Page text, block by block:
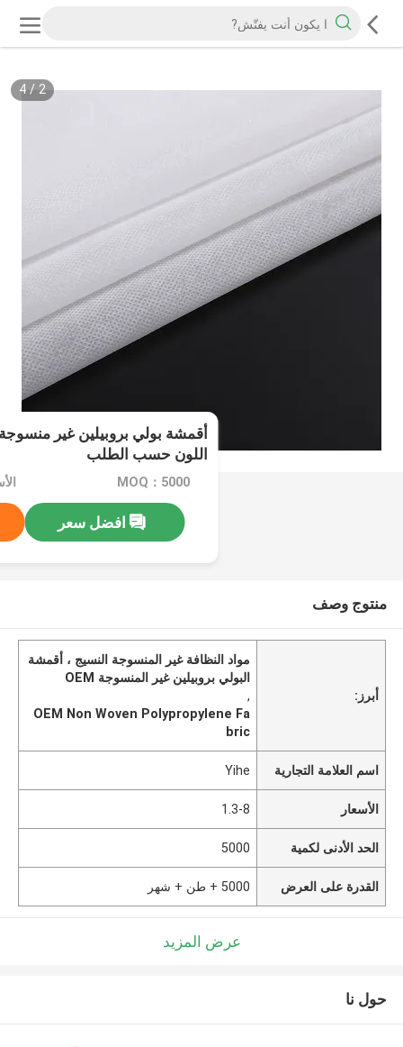
2
/
4
أقمشة بولي بروبيلين غير
اللون حسب الطلب
MOQ：5000
افضل سعر
منتوج وصف
أبرز:
مواد النظافة غير المنسوجة النسيج ، أقمشة
البولي بروبيلين غير المنسوجة OEM
,
OEM Non Woven Polypropylene Fa
bric
اسم العلامة التجارية Yihe
الأسعار 1.3-8
الحد الأدنى لكمية 5000
القدرة على العرض 5000 + طن + شهر
عرض المزيد
حول نا